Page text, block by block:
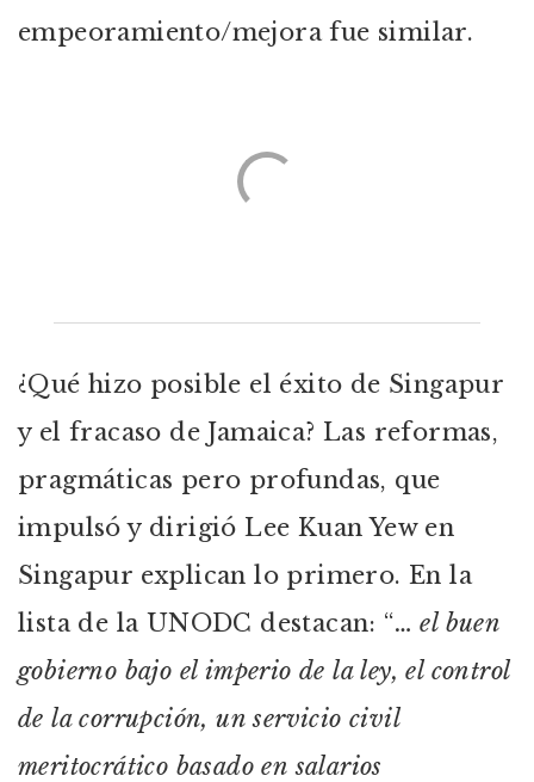
empeoramiento/mejora fue similar.
¿Qué hizo posible el éxito de Singapur
y el fracaso de Jamaica? Las reformas,
pragmáticas pero profundas, que
impulsó y dirigió Lee Kuan Yew en
Singapur explican lo primero. En la
lista de la UNODC destacan: “… el buen
gobierno bajo el imperio de la ley, el control
de la corrupción, un servicio civil
meritocrático basado en salarios